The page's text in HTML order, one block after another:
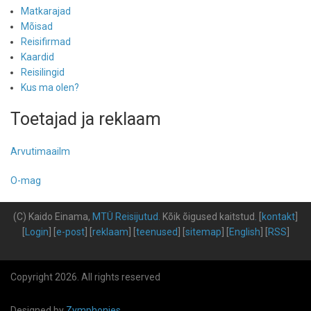
Matkarajad
Mõisad
Reisifirmad
Kaardid
Reisilingid
Kus ma olen?
Toetajad ja reklaam
Arvutimaailm
O-mag
(C) Kaido Einama, MTÜ Reisijutud. Kõik õigused kaitstud. kontakt
Login e-post] [ reklaam teenused sitemap English RSS
Copyright 2026. All rights reserved